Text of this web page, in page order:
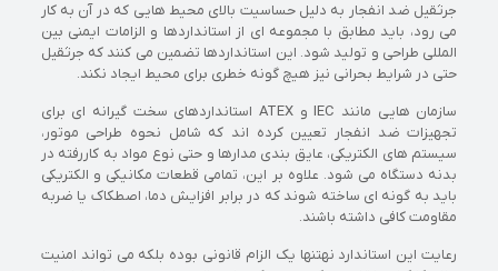
جرثقیل ضد انفجار به دلیل حساسیت بالای محیط هایی که در آن به کار
می رود، باید مطابق با مجموعه ای از استانداردها و الزامات ایمنی بین
المللی طراحی و تولید شود. این استانداردها تضمین می کنند که جرثقیل
حتی در شرایط بحرانی نیز هیچ گونه خطری برای محیط ایجاد نکند.
سازمان هایی مانند IEC و ATEX استانداردهای سخت گیرانه ای برای
تجهیزات ضد انفجار تعیین کرده اند که شامل نحوه طراحی موتور،
سیستم های الکتریکی، عایق بندی مدارها و حتی نوع مواد به کاررفته در
بدنه دستگاه می شود. علاوه بر این، تمامی قطعات مکانیکی و الکتریکی
باید به گونه ای ساخته شوند که در برابر افزایش دما، اصطکاک یا ضربه
مقاومت کافی داشته باشند.
رعایت این استاندارد نهتنها یک الزام قانونی بوده بلکه می تواند امنیت